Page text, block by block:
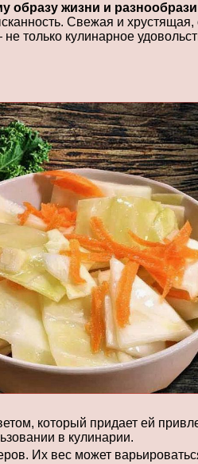
образу жизни и
Свежая и хрустящая,
только кулинарное
который придает ей
в кулинарии.
Их вес может